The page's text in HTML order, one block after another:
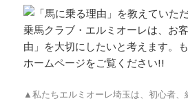
▲私たちエルミオーレ埼玉は、初心者、